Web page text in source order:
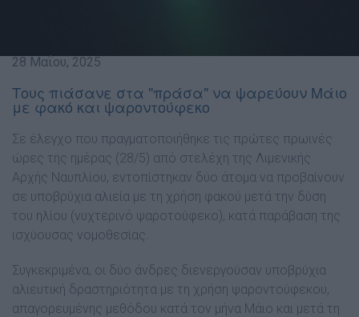
28 Μαΐου, 2025
Τους πιάσανε στα "πράσα" να ψαρεύουν Μάιο
με φακό και ψαροντούφεκο
Σε έλεγχο που πραγματοποιήθηκε τις πρώτες πρωινές
ώρες της ημέρας (28/5) από στελέχη της Λιμενικής
Αρχής Ναυπλίου, εντοπίστηκαν δύο άτομα να προβαίνουν
σε υποβρύχια αλιεία με τη χρήση φακού μετά την δύση
του ηλίου (νυχτερινό ψαροτούφεκο), κατά παράβαση της
ισχύουσας νομοθεσίας.
Συγκεκριμένα, οι δύο άνδρες διενεργούσαν υποβρύχια
αλιευτική δραστηριότητα με τη χρήση ψαροντούφεκου,
απαγορευμένης μεθόδου κατά τον μήνα Μάιο και μετά τη